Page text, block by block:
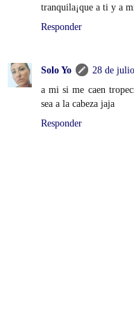
tranquila¡que a ti y a
Responder
Solo Yo
28 de
a mi si me caen
sea a la cabeza jaja
Responder